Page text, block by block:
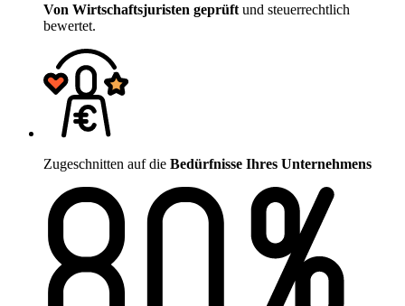
Von Wirtschaftsjuristen geprüft und steuerrechtlich
bewertet.
Zugeschnitten auf die Bedürfnisse Ihres Unternehmens